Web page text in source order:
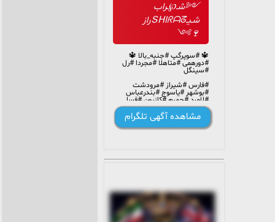
༺شـ℘ـراب
شـیـՏᕼIᖇᗩᘔراز
🍷༻
🔱 #سوپرگپ #جنبه_بالا 🔱
#دورهمی #متاهلا #مجردا #رل
#سینگل
#فارس #شیراز #مرودشت
#بوشهر #یاسوج #بندرعباس
#لامرد #جهرم #کازرون #فسا
#داراب #فیروزآباد #آباده
#کوار#نیریز
اینجا🕛تا🕛فعاله😱
#بازی🔞🤤✅ #چالش🔞✅ با
مشاهده آگهی تلگرام